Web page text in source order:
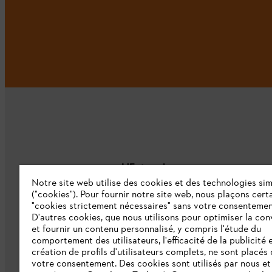
L'Entreprise
À propos de nous
Catalogue
Informations aux fournisseurs
Système d'alerte STIHL
Notre site web utilise des cookies et des technologies
("cookies"). Pour fournir notre site web, nous plaçons
"cookies strictement nécessaires" sans votre
D'autres cookies, que nous utilisons pour optimiser la
et fournir un contenu personnalisé, y compris l'étude du
comportement des utilisateurs, l'efficacité de la publicité
création de profils d'utilisateurs complets, ne sont placés
votre consentement. Des cookies sont utilisés par nous